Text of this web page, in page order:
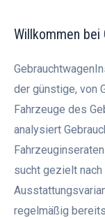
Willkommen bei
der günstige, von
Fahrzeuge des
analysiert
sucht gezielt
regelmäßig